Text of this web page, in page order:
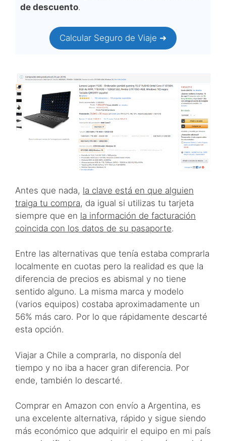
de descuento.
Calcular Seguro de Viaje ➜
Antes que nada, la clave está en que alguien
traiga tu compra, da igual si utilizas tu tarjeta
siempre que en la información de facturación
coincida con los datos de su pasaporte.
Entre las alternativas que tenía estaba comprarla
localmente en cuotas pero la realidad es que la
diferencia de precios es abismal y no tiene
sentido alguno. La misma marca y modelo
(varios equipos) costaba aproximadamente un
56% más caro. Por lo que rápidamente descarté
esta opción.
Viajar a Chile a comprarla, no disponía del
tiempo y no iba a hacer gran diferencia. Por
ende, también lo descarté.
Comprar en Amazon con envío a Argentina, es
una excelente alternativa, rápido y sigue siendo
más económico que adquirir el equipo en mi país